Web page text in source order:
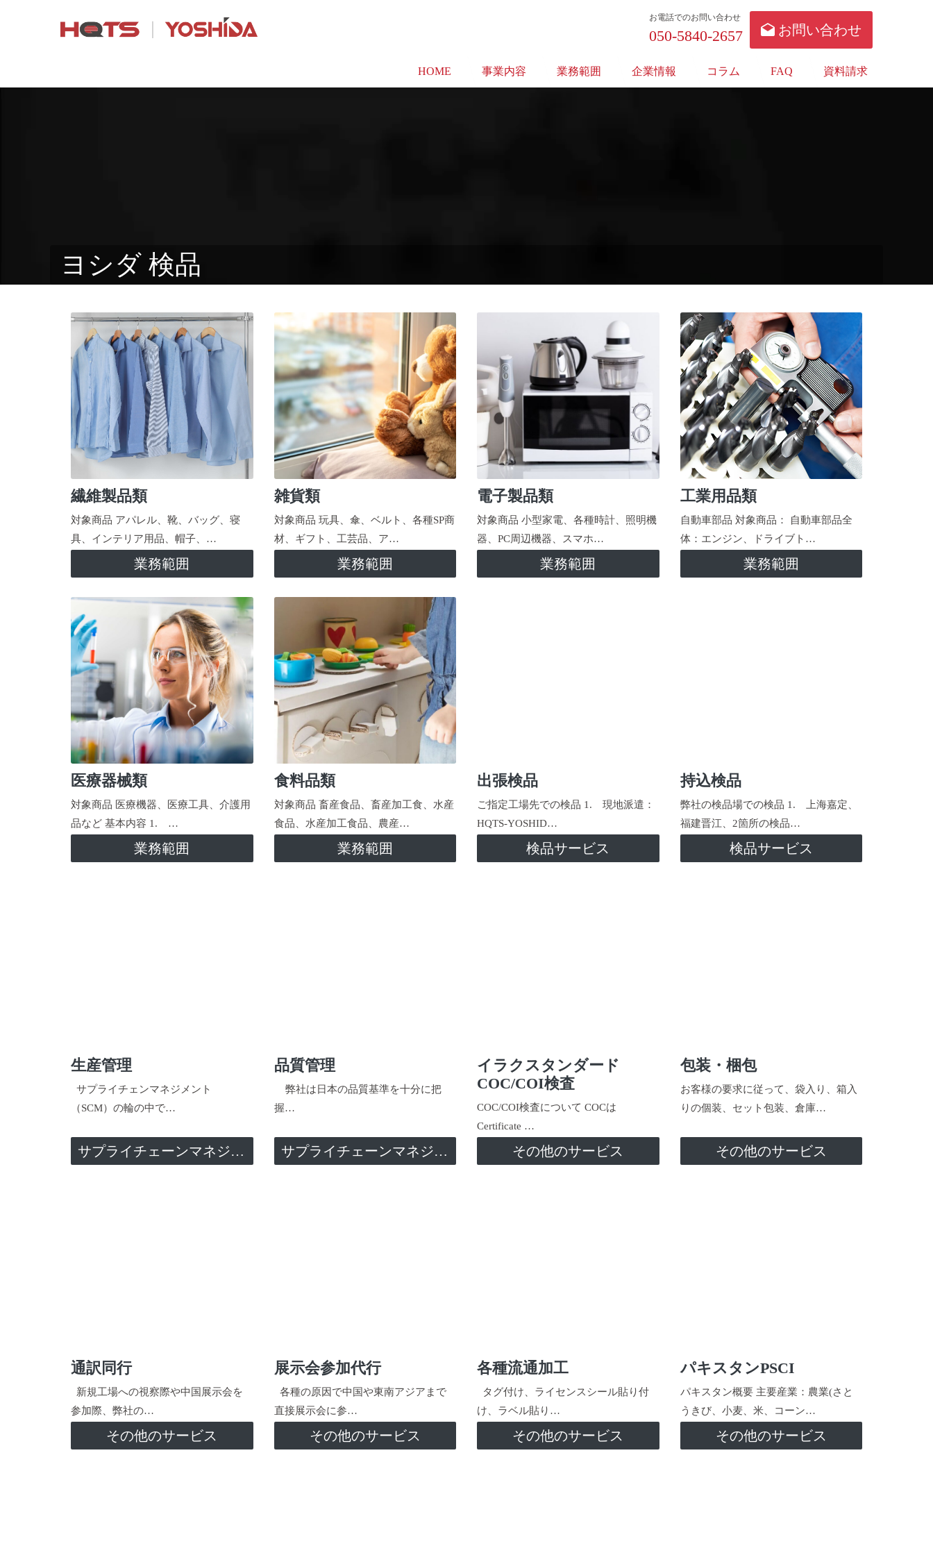
お電話でのお問い合わせ
050-5840-2657 お問い合わせ
HOME 事業内容 業務範囲 企業情報 コラム FAQ 資料請求
ヨシダ 検品
繊維製品類
対象商品 アパレル、靴、バッグ、寝
具、インテリア用品、帽子、…
業務範囲
雑貨類
対象商品 玩具、傘、ベルト、各種SP商
材、ギフト、工芸品、ア…
業務範囲
電子製品類
対象商品 小型家電、各種時計、照明機
器、PC周辺機器、スマホ…
業務範囲
工業用品類
自動車部品 対象商品： 自動車部品全
体：エンジン、ドライブト…
業務範囲
医療器械類
対象商品 医療機器、医療工具、介護用
品など 基本内容 1. …
業務範囲
食料品類
対象商品 畜産食品、畜産加工食、水産
食品、水産加工食品、農産…
業務範囲
出張検品
ご指定工場先での検品 1. 現地派遣：
HQTS-YOSHID…
検品サービス
持込検品
弊社の検品場での検品 1. 上海嘉定、
福建晋江、2箇所の検品…
検品サービス
生産管理
サプライチェンマネジメント
（SCM）の輪の中で…
サプライチェーンマネジメント
品質管理
弊社は日本の品質基準を十分に把
握…
サプライチェーンマネジメント
イラクスタンダード
COC/COI検査
COC/COI検査について COCは
Certificate …
その他のサービス
包装・梱包
お客様の要求に従って、袋入り、箱入
りの個装、セット包装、倉庫…
その他のサービス
通訳同行
新規工場への視察際や中国展示会を
参加際、弊社の…
その他のサービス
展示会参加代行
各種の原因で中国や東南アジアまで
直接展示会に参…
その他のサービス
各種流通加工
タグ付け、ライセンスシール貼り付
け、ラベル貼り…
その他のサービス
パキスタンPSCI
パキスタン概要 主要産業：農業(さと
うきび、小麦、米、コーン…
その他のサービス